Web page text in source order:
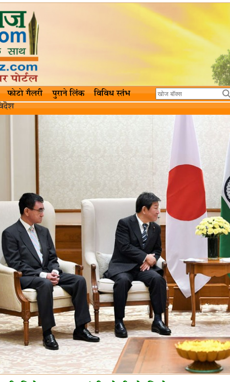
फोटो गैलरी पुराने लिंक विविध स्तंभ